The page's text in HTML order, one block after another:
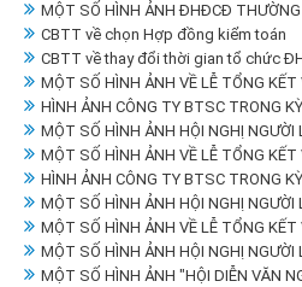
MỘT SỐ HÌNH ẢNH ĐHĐCĐ
CBTT về chọn Hợp đồng kiểm toán
CBTT về thay đổi thời gian tổ chức
MỘT SỐ HÌNH ẢNH VỀ LỄ TỔNG
HÌNH ẢNH CÔNG TY BTSC TRONG
MỘT SỐ HÌNH ẢNH HỘI NGHỊ
MỘT SỐ HÌNH ẢNH VỀ LỄ TỔNG
HÌNH ẢNH CÔNG TY BTSC TRONG
MỘT SỐ HÌNH ẢNH HỘI NGHỊ
MỘT SỐ HÌNH ẢNH VỀ LỄ TỔNG
MỘT SỐ HÌNH ẢNH HỘI NGHỊ
MỘT SỐ HÌNH ẢNH "HỘI DIỄN VĂN